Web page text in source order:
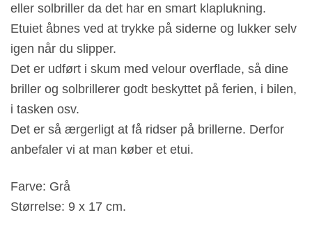
eller solbriller da det har en smart klaplukning.
Etuiet åbnes ved at trykke på siderne og lukker selv
igen når du slipper.
Det er udført i skum med velour overflade, så dine
briller og solbrillerer godt beskyttet på ferien, i bilen,
i tasken osv.
Det er så ærgerligt at få ridser på brillerne. Derfor
anbefaler vi at man køber et etui.
Farve: Grå
Størrelse: 9 x 17 cm.